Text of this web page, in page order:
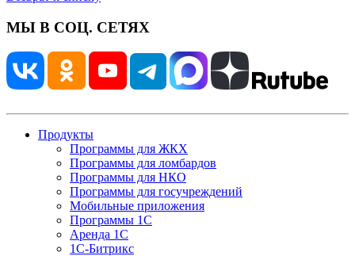
МЫ В СОЦ. СЕТЯХ
Продукты
Программы для ЖКХ
Программы для ломбардов
Программы для НКО
Программы для госучреждений
Мобильные приложения
Программы 1С
Аренда 1С
1С-Битрикс